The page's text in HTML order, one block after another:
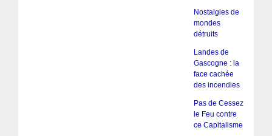
Nostalgies de
mondes
détruits
Landes de
Gascogne : la
face cachée
des incendies
Pas de Cessez
le Feu contre
ce Capitalisme